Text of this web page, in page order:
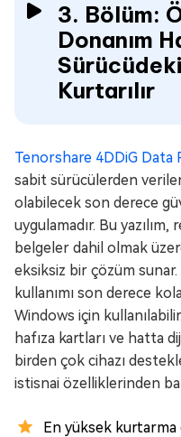
3. Bölüm:
Donanım
Kurtarılır
Tenorshare 4DDiG Data
sabit sürücülerden
olabilecek son derece
uygulamadır. Bu
belgeler dahil olmak
eksiksiz bir çözüm
kullanımı son derece
Windows için
hafıza kartları ve hatta
birden çok cihazı
istisnai özelliklerinden
En yüksek kurtarma